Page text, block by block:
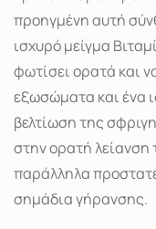
προηγμένη αυτή
ισχυρό μείγμα
φωτίσει ορατά και
εξωσώματα και ένα
βελτίωση της
στην ορατή
παράλληλα
σημάδια γήρανσης.